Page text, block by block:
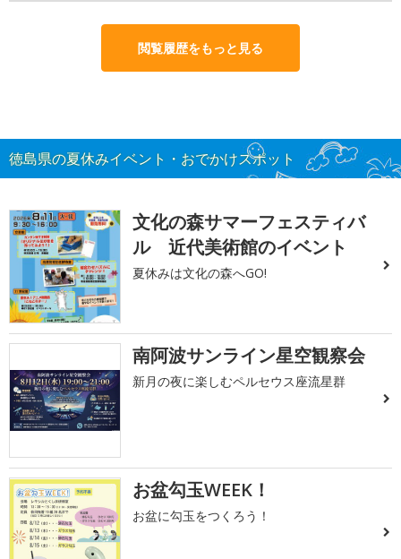
閲覧履歴をもっと見る
徳島県の夏休みイベント・おでかけスポット
文化の森サマーフェスティバ
ル 近代美術館のイベント
夏休みは文化の森へGO!
南阿波サンライン星空観察会
新月の夜に楽しむペルセウス座流星群
お盆勾玉WEEK！
お盆に勾玉をつくろう！